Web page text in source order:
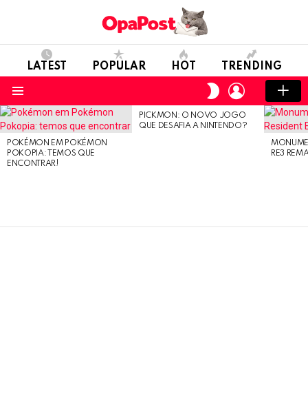
LATEST POPULAR HOT TRENDING
SWITCH
SKIN
LOGIN
LATEST
STORIES
POKÉMON EM POKÉMON
POKOPIA: TEMOS QUE
ENCONTRAR!
PICKMON: O NOVO JOGO
QUE DESAFIA A NINTENDO?
RE3